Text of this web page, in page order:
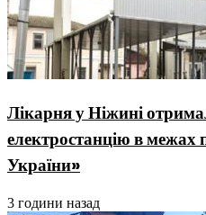
Лікарня у Ніжині
електростанцію в межах
України»
3 години назад